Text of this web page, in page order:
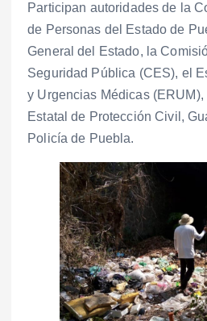
Participan autoridades de la
de Personas del Estado de
General del Estado, la
Seguridad Pública (CES), el
y Urgencias Médicas
Estatal de Protección Civil,
Policía de Puebla.